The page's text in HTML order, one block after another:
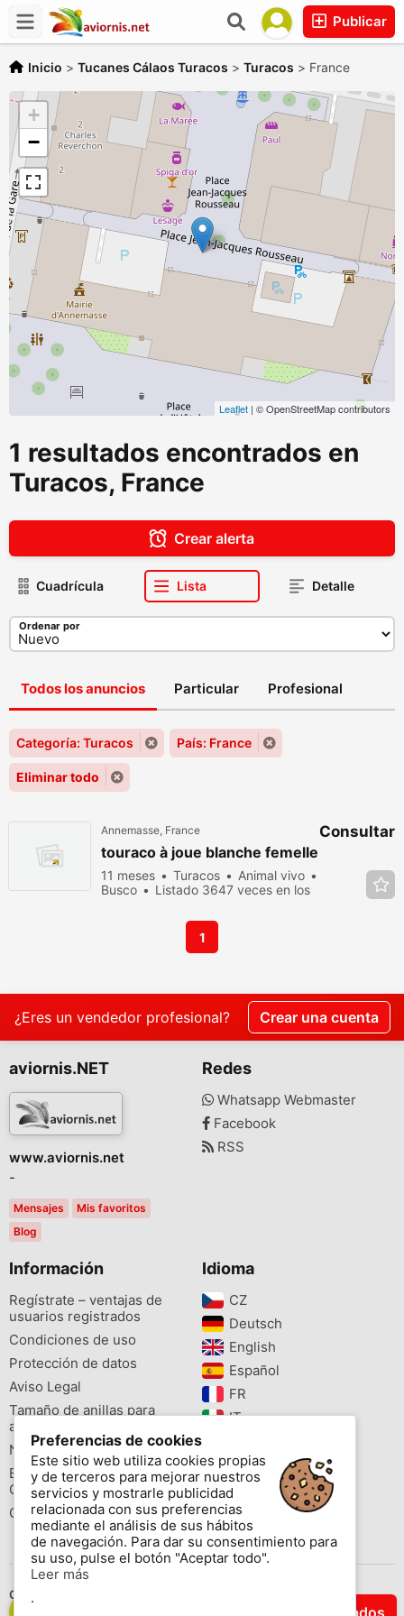
Publicar
Inicio > Tucanes Cálaos Turacos > Turacos > France
+
−
Leaflet | © OpenStreetMap contributors
1 resultados encontrados en
Turacos, France
Filtrar Resultados
Crear alerta
Cuadrícula Lista Detalle
Ordenar por
Todos los anuncios Particular Profesional
Categoría: Turacos País: France
Eliminar todo
Annemasse, France
touraco à joue blanche femelle
11 meses Turacos
Animal vivo
Busco
Listado 3647 veces en los
Consultar
1
¿Eres un vendedor profesional? Crear una cuenta
aviornis.NET
www.aviornis.net
-
Mensajes
Mis favoritos
Blog
Redes
Whatsapp Webmaster
Facebook
RSS
Información
Regístrate – ventajas de
usuarios registrados
Condiciones de uso
Protección de datos
Aviso Legal
Tamaño de anillas para
aves
Newsletter
Buscador de especies
Cites
Colores de las anillas
Idioma
CZ‎
Deutsch‎
English‎
Español‎
FR‎
IT‎
PL‎
PT‎
Preferencias de cookies
Este sitio web utiliza cookies propias
y de terceros para mejorar nuestros
servicios y mostrarle publicidad
relacionada con sus preferencias
mediante el análisis de sus hábitos
de navegación. Para dar su consentimiento para
su uso, pulse el botón "Aceptar todo".
Leer más
.
Contáctenos
Copyright © 2026 www.aviornis.net Tablón de anuncios gratis.